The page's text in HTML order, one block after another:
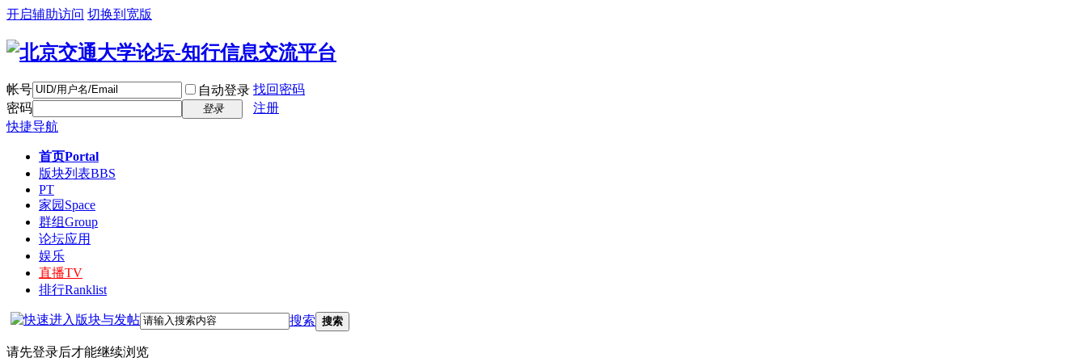
开启辅助访问 切换到宽版
帐号 自动登录 找回密码
密码
登录
注册
快捷导航
首页Portal
版块列表BBS
PT
家园 Space
群组Group
论坛应用
娱乐
直播TV
排行Ranklist
搜索 搜索
请先登录后才能继续浏览